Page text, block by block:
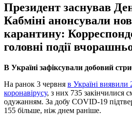
Президент заснував
Кабміні анонсували
карантину:
головні події
В Україні зафіксували добовий
На ранок 3 червня в Україні виявили
коронавірусу, з них 735 закінчилися
одужанням. За добу COVID-19
155 більше, ніж днем ​​раніше.